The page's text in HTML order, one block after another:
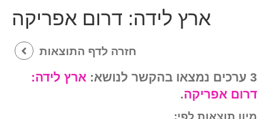
ארץ לידה: דרום אפריקה
חזרה לדף התוצאות
3 ערכים נמצאו בהקשר לנושא:
ארץ לידה:
דרום אפריקה.
מיון תוצאות לפי: